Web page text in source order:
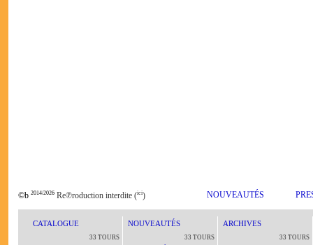
©b 2014/2026 Re℗roduction interdite (ici) NOUVEAUTÉS
CATALOGUE
33 TOURS
NOUVEAUTÉS
33 TOURS
ARCHIVES
33 TOURS